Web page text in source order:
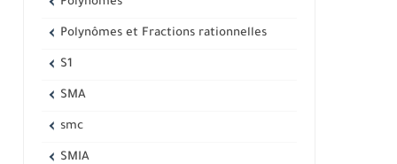
Polynômes et Fractions rationnelles
S1
SMA
smc
SMIA